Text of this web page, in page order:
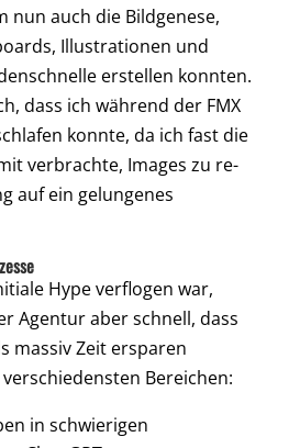
nun auch die Bildgenese,
Illustrationen und
erstellen konnten.
dass ich während der FMX
konnte, da ich fast die
verbrachte, Images zu re-
auf ein gelungenes
Hype verflogen war,
Agentur aber schnell, dass
massiv Zeit ersparen
Bereichen:
in schwierigen